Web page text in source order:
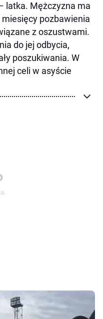
latka. Mężczyzna ma
pozbawienia
z oszustwami.
do jej odbycia,
poszukiwania. W
celi w asyście